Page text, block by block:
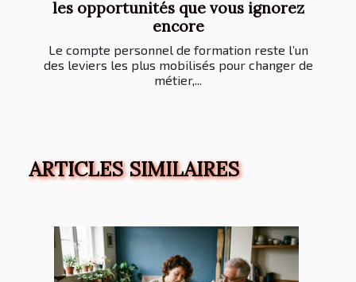
les opportunités que vous ignorez
encore
Le compte personnel de formation reste l’un
des leviers les plus mobilisés pour changer de
métier,...
ARTICLES SIMILAIRES